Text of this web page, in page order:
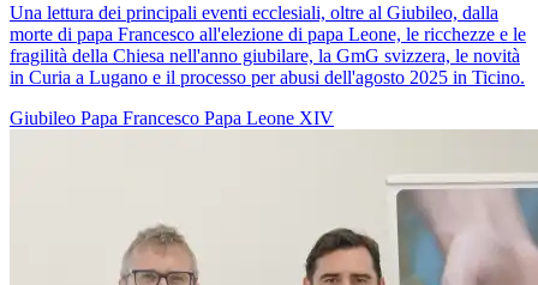
Una lettura dei principali eventi ecclesiali, oltre al Giubileo, dalla
morte di papa Francesco all'elezione di papa Leone, le ricchezze e le
fragilità della Chiesa nell'anno giubilare, la GmG svizzera, le novità
in Curia a Lugano e il processo per abusi dell'agosto 2025 in Ticino.
Giubileo Papa Francesco Papa Leone XIV